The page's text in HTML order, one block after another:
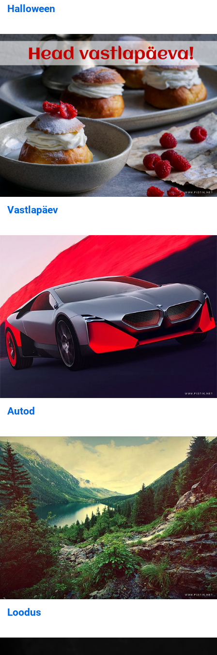
Halloween
Vastlapäev
Autod
Loodus